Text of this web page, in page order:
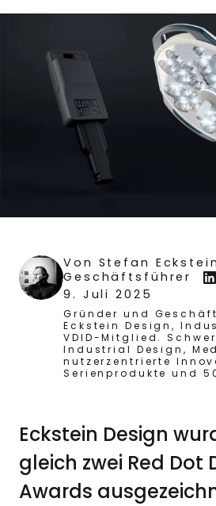
Von Stefan Eckstein
Geschäftsführer
9. Juli 2025
Gründer und
Eckstein Design,
VDID-Mitglied.
Industrial Design,
nutzerzentrierte
Serienprodukte und
Eckstein Design
gleich zwei Red Dot
Awards